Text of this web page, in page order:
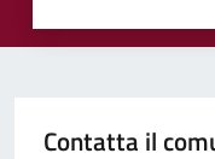
Contatta il